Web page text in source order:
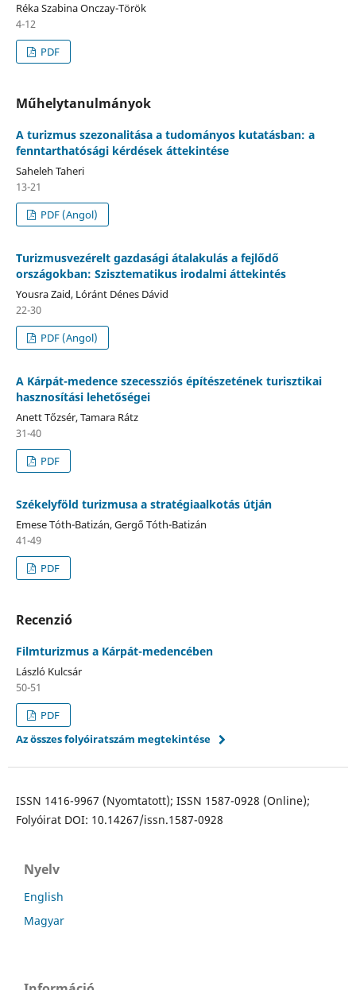
Réka Szabina Onczay-Török
4-12
PDF
Műhelytanulmányok
A turizmus szezonalitása a tudományos kutatásban: a
fenntarthatósági kérdések áttekintése
Saheleh Taheri
13-21
PDF (Angol)
Turizmusvezérelt gazdasági átalakulás a fejlődő
országokban: Szisztematikus irodalmi áttekintés
Yousra Zaid, Lóránt Dénes Dávid
22-30
PDF (Angol)
A Kárpát-medence szecessziós építészetének turisztikai
hasznosítási lehetőségei
Anett Tőzsér, Tamara Rátz
31-40
PDF
Székelyföld turizmusa a stratégiaalkotás útján
Emese Tóth-Batizán, Gergő Tóth-Batizán
41-49
PDF
Recenzió
Filmturizmus a Kárpát-medencében
László Kulcsár
50-51
PDF
Az összes folyóiratszám megtekintése
ISSN 1416-9967 (Nyomtatott); ISSN 1587-0928 (Online);
Folyóirat DOI: 10.14267/issn.1587-0928
Nyelv
English
Magyar